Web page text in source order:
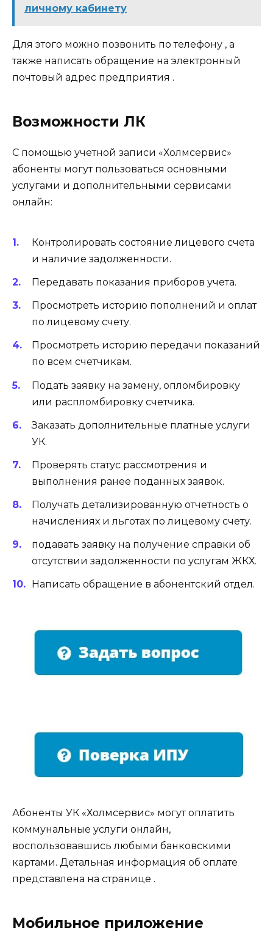
личному кабинету
Для этого можно позвонить по телефону , а
также написать обращение на электронный
почтовый адрес предприятия .
Возможности ЛК
С помощью учетной записи «Холмсервис»
абоненты могут пользоваться основными
услугами и дополнительными сервисами
онлайн:
Контролировать состояние лицевого счета
и наличие задолженности.
Передавать показания приборов учета.
Просмотреть историю пополнений и оплат
по лицевому счету.
Просмотреть историю передачи показаний
по всем счетчикам.
Подать заявку на замену, опломбировку
или распломбировку счетчика.
Заказать дополнительные платные услуги
УК.
Проверять статус рассмотрения и
выполнения ранее поданных заявок.
Получать детализированную отчетность о
начислениях и льготах по лицевому счету.
подавать заявку на получение справки об
отсутствии задолженности по услугам ЖКХ.
Написать обращение в абонентский отдел.
Абоненты УК «Холмсервис» могут оплатить
коммунальные услуги онлайн,
воспользовавшись любыми банковскими
картами. Детальная информация об оплате
представлена на странице .
Мобильное приложение